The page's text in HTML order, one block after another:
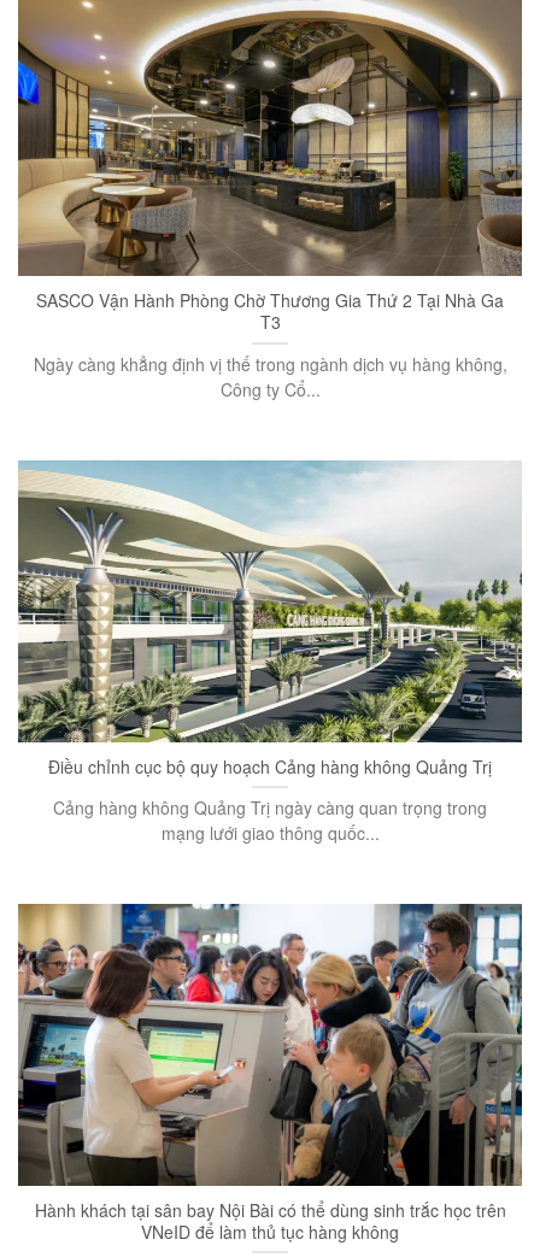
SASCO Vận Hành Phòng Chờ Thương Gia Thứ 2 Tại Nhà Ga
T3
Ngày càng khẳng định vị thế trong ngành dịch vụ hàng không,
Công ty Cổ...
Điều chỉnh cục bộ quy hoạch Cảng hàng không Quảng Trị
Cảng hàng không Quảng Trị ngày càng quan trọng trong
mạng lưới giao thông quốc...
Hành khách tại sân bay Nội Bài có thể dùng sinh trắc học trên
VNeID để làm thủ tục hàng không